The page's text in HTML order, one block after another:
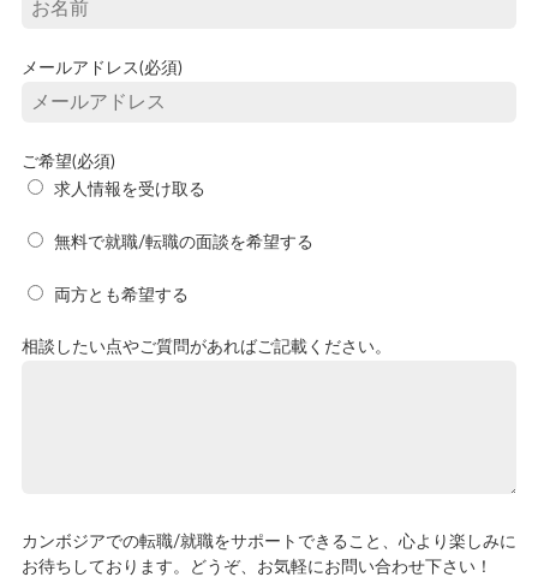
メールアドレス(必須)
ご希望(必須)
求人情報を受け取る
無料で就職/転職の面談を希望する
両方とも希望する
相談したい点やご質問があればご記載ください。
カンボジアでの転職/就職をサポートできること、心より楽しみに
お待ちしております。どうぞ、お気軽にお問い合わせ下さい！